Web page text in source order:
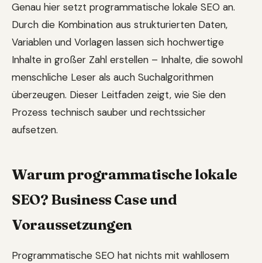
Genau hier setzt programmatische lokale SEO an.
Durch die Kombination aus strukturierten Daten,
Variablen und Vorlagen lassen sich hochwertige
Inhalte in großer Zahl erstellen – Inhalte, die sowohl
menschliche Leser als auch Suchalgorithmen
überzeugen. Dieser Leitfaden zeigt, wie Sie den
Prozess technisch sauber und rechtssicher
aufsetzen.
Warum programmatische lokale
SEO? Business Case und
Voraussetzungen
Programmatische SEO hat nichts mit wahllosem